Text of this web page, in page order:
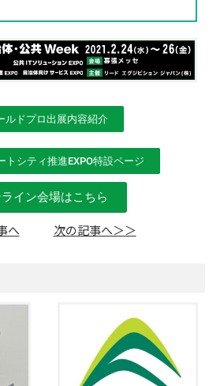
ルドプロ出展内容紹介
トシティ推進EXPO特設ページ
イン会場はこちら
へ 次の記事へ＞＞